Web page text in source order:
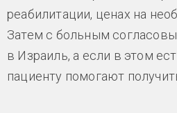
реабилитации, ценах на
Затем с больным
в Израиль, а если в этом
пациенту помогают